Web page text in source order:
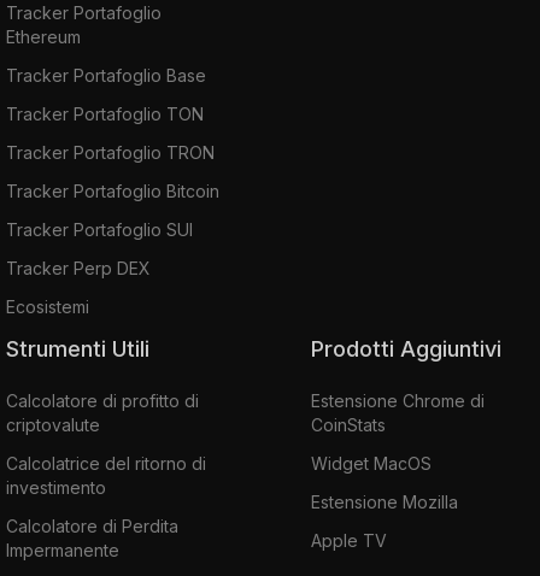
Tracker Portafoglio
Ethereum
Tracker Portafoglio Base
Tracker Portafoglio TON
Tracker Portafoglio TRON
Tracker Portafoglio Bitcoin
Tracker Portafoglio SUI
Tracker Perp DEX
Ecosistemi
Strumenti Utili
Calcolatore di profitto di
criptovalute
Calcolatrice del ritorno di
investimento
Calcolatore di Perdita
Impermanente
Prodotti Aggiuntivi
Estensione Chrome di
CoinStats
Widget MacOS
Estensione Mozilla
Apple TV